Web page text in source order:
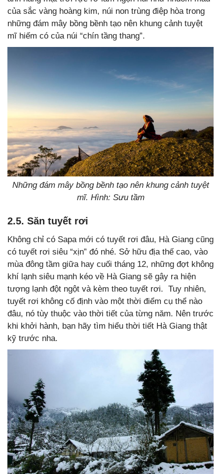
của sắc vàng hoàng kim, núi non trùng điệp hòa trong
những đám mây bồng bềnh tạo nên khung cảnh tuyệt
mĩ hiếm có của núi “chín tầng thang”.
Những đám mây bồng bềnh tạo nên khung cảnh tuyệt
mĩ. Hình: Sưu tầm
2.5. Săn tuyết rơi
Không chỉ có Sapa mới có tuyết rơi đâu, Hà Giang cũng
có tuyết rơi siêu “xịn” đó nhé. Sở hữu địa thế cao, vào
mùa đông tầm giữa hay cuối tháng 12, những đợt không
khí lạnh siêu mạnh kéo về Hà Giang sẽ gây ra hiện
tượng lạnh đột ngột và kèm theo tuyết rơi. Tuy nhiên,
tuyết rơi không cố định vào một thời điểm cụ thể nào
đâu, nó tùy thuộc vào thời tiết của từng năm. Nên trước
khi khởi hành, bạn hãy tìm hiểu thời tiết Hà Giang thật
kỹ trước nha.